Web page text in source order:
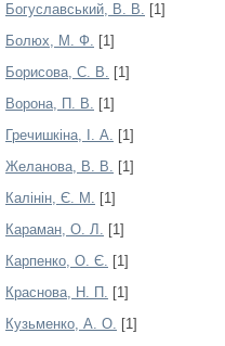
Богуславський, В. В. [1]
Болюх, М. Ф. [1]
Борисова, С. В. [1]
Ворона, П. В. [1]
Гречишкіна, І. А. [1]
Желанова, В. В. [1]
Калінін, Є. М. [1]
Караман, О. Л. [1]
Карпенко, О. Є. [1]
Краснова, Н. П. [1]
Кузьменко, А. О. [1]